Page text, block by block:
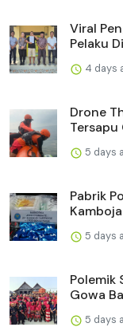
Viral
Pelaku
4 days
Drone
Tersapu
5 days
Pabrik
Kamboja
5 days
Polemik
Gowa
5 days